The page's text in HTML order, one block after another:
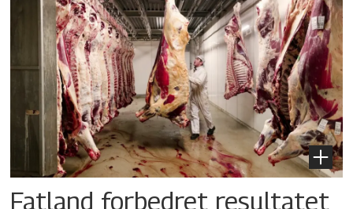
Fatland forbedret resultatet